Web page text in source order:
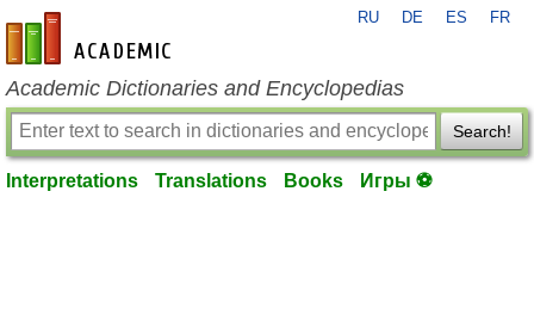
en-academic.com
RU DE ES FR
Academic Dictionaries and Encyclopedias
Search!
Interpretations Translations Books Игры ⚽